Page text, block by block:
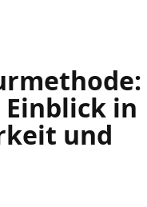
in
und